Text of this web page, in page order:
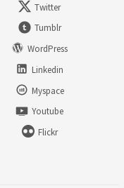
Twitter
Tumblr
WordPress
Linkedin
Myspace
Youtube
Flickr